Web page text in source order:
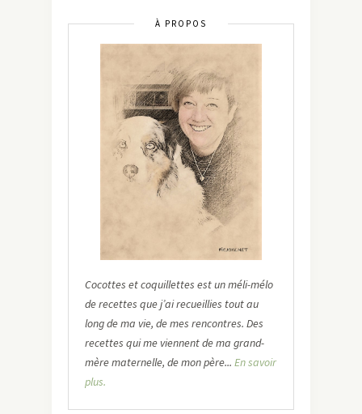
À PROPOS
Cocottes et coquillettes est un méli-mélo
de recettes que j’ai recueillies tout au
long de ma vie, de mes rencontres. Des
recettes qui me viennent de ma grand-
mère maternelle, de mon père... En savoir
plus.